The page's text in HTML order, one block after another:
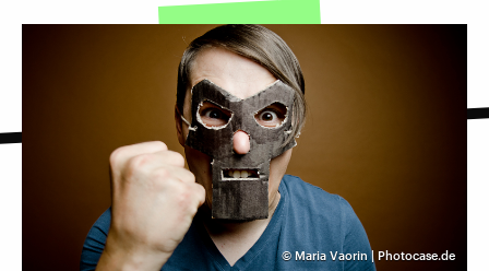
© Maria Vaorin | Photocase.de